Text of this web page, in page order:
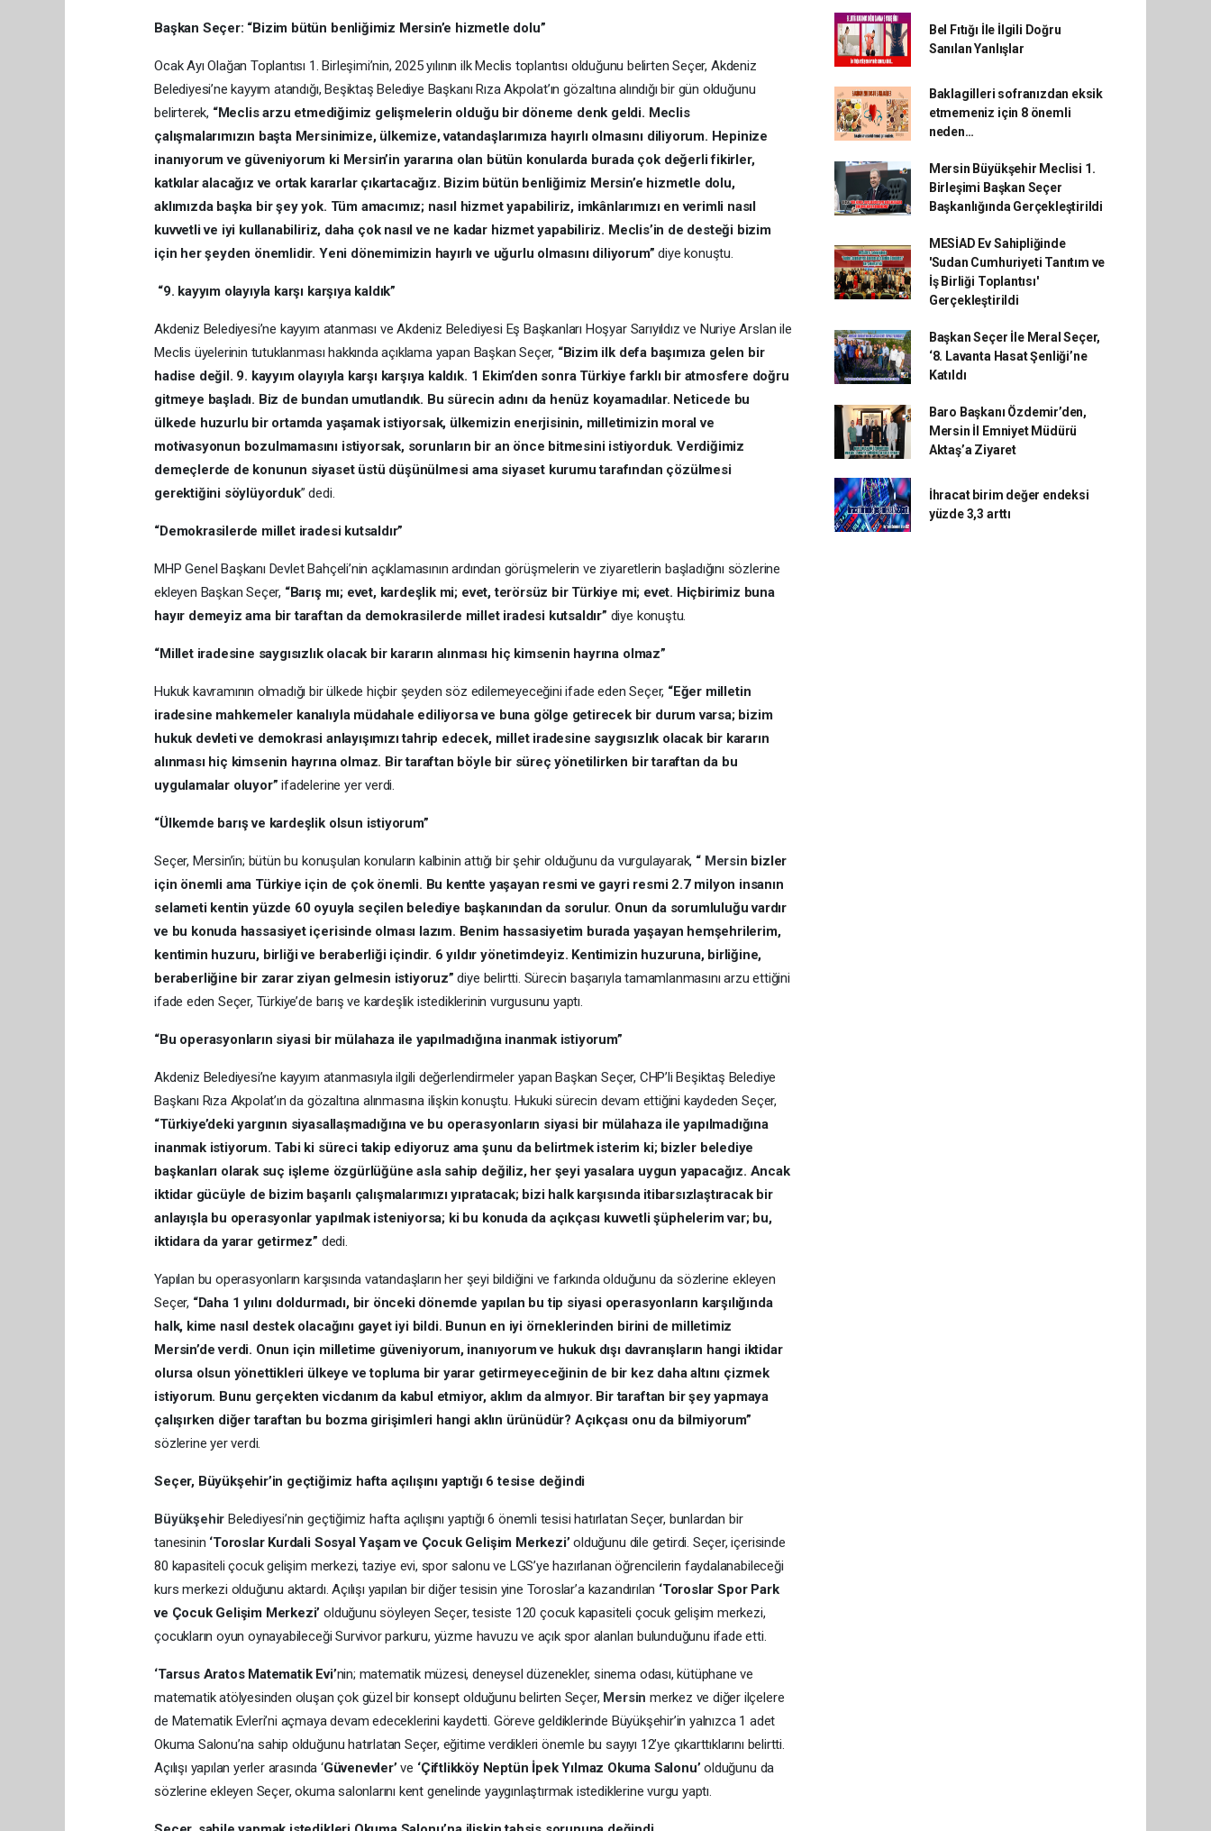
Başkan Seçer: “Bizim bütün benliğimiz Mersin’e hizmetle dolu”
Ocak Ayı Olağan Toplantısı 1. Birleşimi’nin, 2025 yılının ilk Meclis toplantısı olduğunu belirten Seçer, Akdeniz
Belediyesi’ne kayyım atandığı, Beşiktaş Belediye Başkanı Rıza Akpolat’ın gözaltına alındığı bir gün olduğunu
belirterek, “Meclis arzu etmediğimiz gelişmelerin olduğu bir döneme denk geldi. Meclis
çalışmalarımızın başta Mersinimize, ülkemize, vatandaşlarımıza hayırlı olmasını diliyorum. Hepinize
inanıyorum ve güveniyorum ki Mersin’in yararına olan bütün konularda burada çok değerli fikirler,
katkılar alacağız ve ortak kararlar çıkartacağız. Bizim bütün benliğimiz Mersin’e hizmetle dolu,
aklımızda başka bir şey yok. Tüm amacımız; nasıl hizmet yapabiliriz, imkânlarımızı en verimli nasıl
kuvvetli ve iyi kullanabiliriz, daha çok nasıl ve ne kadar hizmet yapabiliriz. Meclis’in de desteği bizim
için her şeyden önemlidir. Yeni dönemimizin hayırlı ve uğurlu olmasını diliyorum” diye konuştu.
“9. kayyım olayıyla karşı karşıya kaldık”
Akdeniz Belediyesi’ne kayyım atanması ve Akdeniz Belediyesi Eş Başkanları Hoşyar Sarıyıldız ve Nuriye Arslan ile
Meclis üyelerinin tutuklanması hakkında açıklama yapan Başkan Seçer, “Bizim ilk defa başımıza gelen bir
hadise değil. 9. kayyım olayıyla karşı karşıya kaldık. 1 Ekim’den sonra Türkiye farklı bir atmosfere doğru
gitmeye başladı. Biz de bundan umutlandık. Bu sürecin adını da henüz koyamadılar. Neticede bu
ülkede huzurlu bir ortamda yaşamak istiyorsak, ülkemizin enerjisinin, milletimizin moral ve
motivasyonun bozulmamasını istiyorsak, sorunların bir an önce bitmesini istiyorduk. Verdiğimiz
demeçlerde de konunun siyaset üstü düşünülmesi ama siyaset kurumu tarafından çözülmesi
gerektiğini söylüyorduk” dedi.
“Demokrasilerde millet iradesi kutsaldır”
MHP Genel Başkanı Devlet Bahçeli’nin açıklamasının ardından görüşmelerin ve ziyaretlerin başladığını sözlerine
ekleyen Başkan Seçer, “Barış mı; evet, kardeşlik mi; evet, terörsüz bir Türkiye mi; evet. Hiçbirimiz buna
hayır demeyiz ama bir taraftan da demokrasilerde millet iradesi kutsaldır” diye konuştu.
“Millet iradesine saygısızlık olacak bir kararın alınması hiç kimsenin hayrına olmaz”
Hukuk kavramının olmadığı bir ülkede hiçbir şeyden söz edilemeyeceğini ifade eden Seçer, “Eğer milletin
iradesine mahkemeler kanalıyla müdahale ediliyorsa ve buna gölge getirecek bir durum varsa; bizim
hukuk devleti ve demokrasi anlayışımızı tahrip edecek, millet iradesine saygısızlık olacak bir kararın
alınması hiç kimsenin hayrına olmaz. Bir taraftan böyle bir süreç yönetilirken bir taraftan da bu
uygulamalar oluyor”ifadelerine yer verdi.
“Ülkemde barış ve kardeşlik olsun istiyorum”
Seçer, Mersin’in; bütün bu konuşulan konuların kalbinin attığı bir şehir olduğunu da vurgulayarak, “ Mersin bizler
için önemli ama Türkiye için de çok önemli. Bu kentte yaşayan resmi ve gayri resmi 2.7 milyon insanın
selameti kentin yüzde 60 oyuyla seçilen belediye başkanından da sorulur. Onun da sorumluluğu vardır
ve bu konuda hassasiyet içerisinde olması lazım. Benim hassasiyetim burada yaşayan hemşehrilerim,
kentimin huzuru, birliği ve beraberliği içindir. 6 yıldır yönetimdeyiz. Kentimizin huzuruna, birliğine,
beraberliğine bir zarar ziyan gelmesin istiyoruz” diye belirtti. Sürecin başarıyla tamamlanmasını arzu ettiğini
ifade eden Seçer, Türkiye’de barış ve kardeşlik istediklerinin vurgusunu yaptı.
“Bu operasyonların siyasi bir mülahaza ile yapılmadığına inanmak istiyorum”
Akdeniz Belediyesi’ne kayyım atanmasıyla ilgili değerlendirmeler yapan Başkan Seçer, CHP’li Beşiktaş Belediye
Başkanı Rıza Akpolat’ın da gözaltına alınmasına ilişkin konuştu. Hukuki sürecin devam ettiğini kaydeden Seçer,
“Türkiye’deki yargının siyasallaşmadığına ve bu operasyonların siyasi bir mülahaza ile yapılmadığına
inanmak istiyorum. Tabi ki süreci takip ediyoruz ama şunu da belirtmek isterim ki; bizler belediye
başkanları olarak suç işleme özgürlüğüne asla sahip değiliz, her şeyi yasalara uygun yapacağız. Ancak
iktidar gücüyle de bizim başarılı çalışmalarımızı yıpratacak; bizi halk karşısında itibarsızlaştıracak bir
anlayışla bu operasyonlar yapılmak isteniyorsa; ki bu konuda da açıkçası kuvvetli şüphelerim var; bu,
iktidara da yarar getirmez” dedi.
Yapılan bu operasyonların karşısında vatandaşların her şeyi bildiğini ve farkında olduğunu da sözlerine ekleyen
Seçer, “Daha 1 yılını doldurmadı, bir önceki dönemde yapılan bu tip siyasi operasyonların karşılığında
halk, kime nasıl destek olacağını gayet iyi bildi. Bunun en iyi örneklerinden birini de milletimiz
Mersin’de verdi. Onun için milletime güveniyorum, inanıyorum ve hukuk dışı davranışların hangi iktidar
olursa olsun yönettikleri ülkeye ve topluma bir yarar getirmeyeceğinin de bir kez daha altını çizmek
istiyorum. Bunu gerçekten vicdanım da kabul etmiyor, aklım da almıyor. Bir taraftan bir şey yapmaya
çalışırken diğer taraftan bu bozma girişimleri hangi aklın ürünüdür? Açıkçası onu da bilmiyorum”
sözlerine yer verdi.
Seçer, Büyükşehir’in geçtiğimiz hafta açılışını yaptığı 6 tesise değindi
Büyükşehir Belediyesi’nin geçtiğimiz hafta açılışını yaptığı 6 önemli tesisi hatırlatan Seçer, bunlardan bir
tanesinin ‘Toroslar Kurdali Sosyal Yaşam ve Çocuk Gelişim Merkezi’olduğunu dile getirdi. Seçer, içerisinde
80 kapasiteli çocuk gelişim merkezi, taziye evi, spor salonu ve LGS’ye hazırlanan öğrencilerin faydalanabileceği
kurs merkezi olduğunu aktardı. Açılışı yapılan bir diğer tesisin yine Toroslar’a kazandırılan ‘Toroslar Spor Park
ve Çocuk Gelişim Merkezi’ olduğunu söyleyen Seçer, tesiste 120 çocuk kapasiteli çocuk gelişim merkezi,
çocukların oyun oynayabileceği Survivor parkuru, yüzme havuzu ve açık spor alanları bulunduğunu ifade etti.
‘Tarsus Aratos Matematik Evi’nin; matematik müzesi, deneysel düzenekler, sinema odası, kütüphane ve
matematik atölyesinden oluşan çok güzel bir konsept olduğunu belirten Seçer, Mersin merkez ve diğer ilçelere
de Matematik Evleri’ni açmaya devam edeceklerini kaydetti. Göreve geldiklerinde Büyükşehir’in yalnızca 1 adet
Okuma Salonu’na sahip olduğunu hatırlatan Seçer, eğitime verdikleri önemle bu sayıyı 12’ye çıkarttıklarını belirtti.
Açılışı yapılan yerler arasında ‘Güvenevler’ve ‘Çiftlikköy Neptün İpek Yılmaz Okuma Salonu’olduğunu da
sözlerine ekleyen Seçer, okuma salonlarını kent genelinde yaygınlaştırmak istediklerine vurgu yaptı.
Bel Fıtığı İle İlgili Doğru
Sanılan Yanlışlar
Baklagilleri sofranızdan eksik
etmemeniz için 8 önemli
neden…
Mersin Büyükşehir Meclisi 1.
Birleşimi Başkan Seçer
Başkanlığında Gerçekleştirildi
MESİAD Ev Sahipliğinde
'Sudan Cumhuriyeti Tanıtım ve
İş Birliği Toplantısı'
Gerçekleştirildi
Başkan Seçer İle Meral Seçer,
‘8. Lavanta Hasat Şenliği’ne
Katıldı
Baro Başkanı Özdemir’den,
Mersin İl Emniyet Müdürü
Aktaş’a Ziyaret
İhracat birim değer endeksi
yüzde 3,3 arttı